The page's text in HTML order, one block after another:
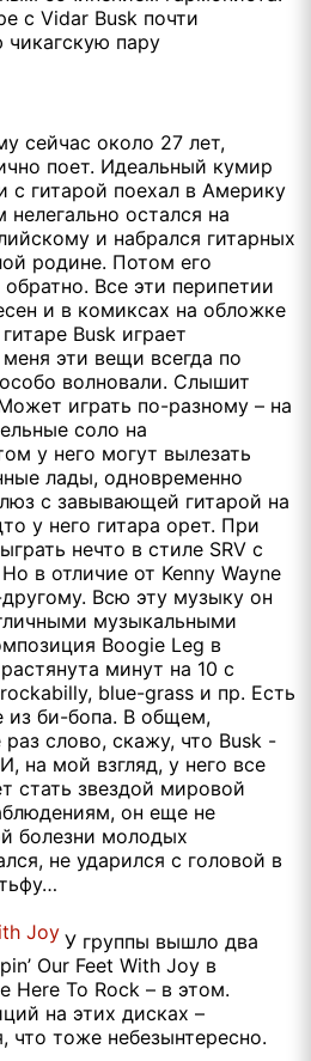
с Vidar Busk почти
чикагскую пару
сейчас около 27 лет,
поет. Идеальный кумир
с гитарой поехал в Америку
остался на
и набрался гитарных
родине. Потом его
Все эти перипетии
и в комиксах на обложке
Busk играет
эти вещи всегда по
волновали. Слышит
играть по-разному – на
соло на
у него могут вылезать
лады, одновременно
с завывающей гитарой на
у него гитара орет. При
нечто в стиле SRV с
в отличие от Kenny Wayne
Всю эту музыку он
музыкальными
Boogie Leg в
минут на 10 с
blue-grass и пр. Есть
би-бопа. В общем,
слово, скажу, что Busk -
на мой взгляд, у него все
стать звездой мировой
он еще не
болезни молодых
не ударился с головой в
У группы вышло два
Our Feet With Joy в
Here To Rock – в этом.
на этих дисках –
что тоже небезынтересно.